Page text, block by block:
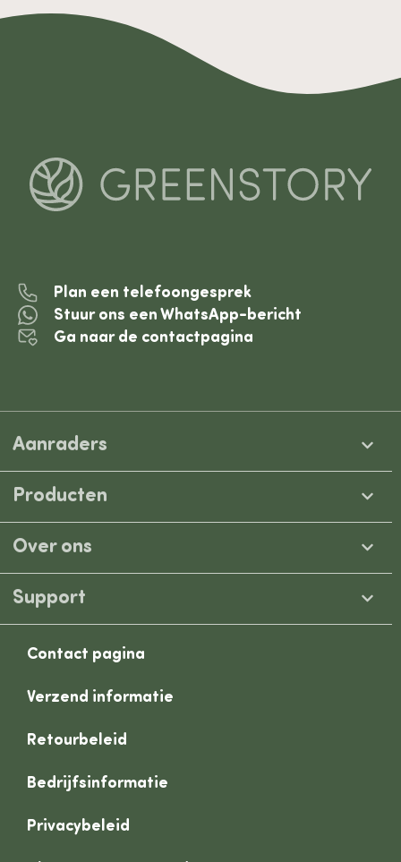
Plan een telefoongesprek
Stuur ons een WhatsApp-bericht
Ga naar de contactpagina
Aanraders
Producten
Over ons
Support
Contact pagina
Verzend informatie
Retourbeleid
Bedrijfsinformatie
Privacybeleid